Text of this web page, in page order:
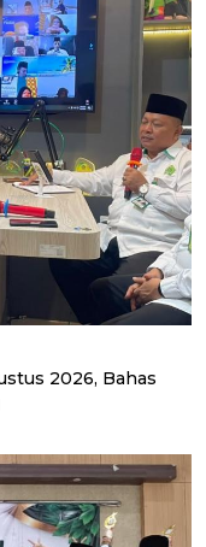
2026, Bahas